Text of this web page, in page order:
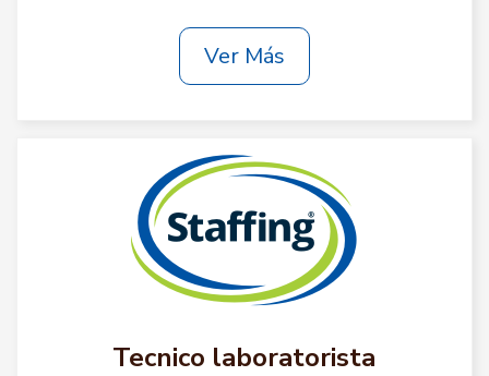
Ver Más
Tecnico laboratorista